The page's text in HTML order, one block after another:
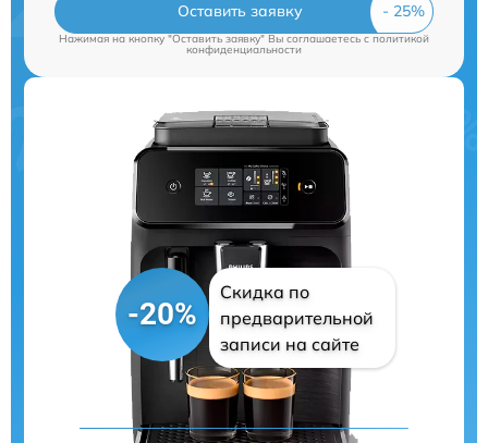
Оставить заявку
Нажимая на кнопку "Оставить заявку" Вы соглашаетесь c политикой
конфиденциальности
-20%
Скидка по
предварительной
записи на сайте